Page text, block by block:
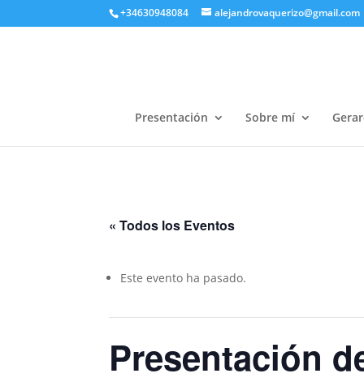
+34630948084 alejandrovaquerizo@gmail.com
Presentación Sobre mí
« Todos los Eventos
Este evento ha pasado.
Presentación